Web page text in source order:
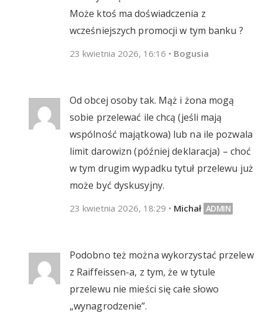
Może ktoś ma doświadczenia z
wcześniejszych promocji w tym banku ?
23 kwietnia 2026, 16:16 • Bogusia
Od obcej osoby tak. Mąż i żona mogą
sobie przelewać ile chcą (jeśli mają
wspólność majątkowa) lub na ile pozwala
limit darowizn (później deklaracja) – choć
w tym drugim wypadku tytuł przelewu już
może być dyskusyjny.
23 kwietnia 2026, 18:29 • Michał
Podobno też można wykorzystać przelew
z Raiffeissen-a, z tym, że w tytule
przelewu nie mieści się całe słowo
„wynagrodzenie”.